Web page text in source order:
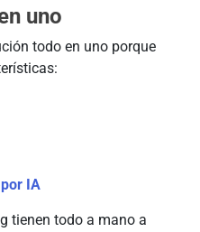
uno
todo en uno porque
IA
tienen todo a mano a